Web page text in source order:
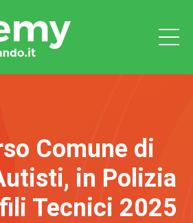
Comune di
in Polizia
Tecnici 2025